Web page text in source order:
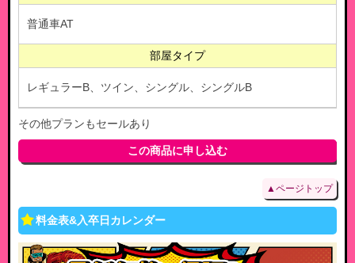
普通車AT
部屋タイプ
レギュラーB、ツイン、シングル、シングルB
その他プランもセールあり
この商品に申し込む
▲ページトップ
料金表&入卒日カレンダー